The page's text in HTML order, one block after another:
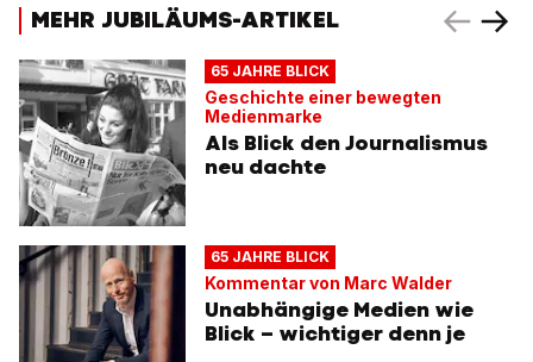
MEHR JUBILÄUMS-ARTIKEL
65 JAHRE BLICK
Geschichte einer bewegten
Medienmarke
Als Blick den Journalismus
neu dachte
65 JAHRE BLICK
Kommentar von Marc Walder
Unabhängige Medien wie
Blick – wichtiger denn je